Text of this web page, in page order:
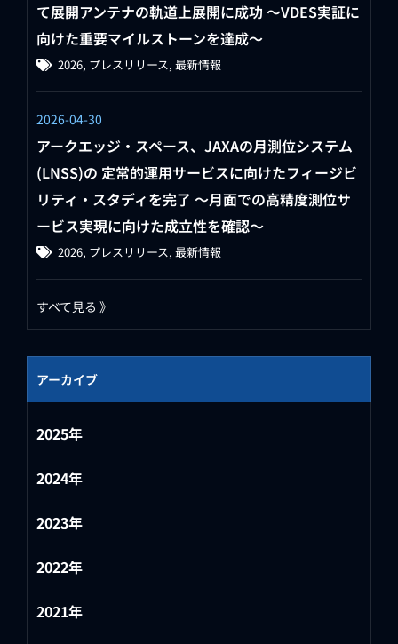
て展開アンテナの軌道上展開に成功 〜VDES実証に
向けた重要マイルストーンを達成〜
2026, プレスリリース, 最新情報
2026-04-30
アークエッジ・スペース、JAXAの月測位システム
(LNSS)の 定常的運用サービスに向けたフィージビ
リティ・スタディを完了 ～月面での高精度測位サ
ービス実現に向けた成立性を確認～
2026, プレスリリース, 最新情報
すべて見る 》
アーカイブ
2025年
2024年
2023年
2022年
2021年